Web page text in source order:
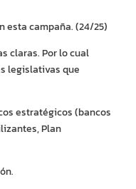
esta campaña. (24/25)
claras. Por lo cual
legislativas que
estratégicos (bancos
Plan